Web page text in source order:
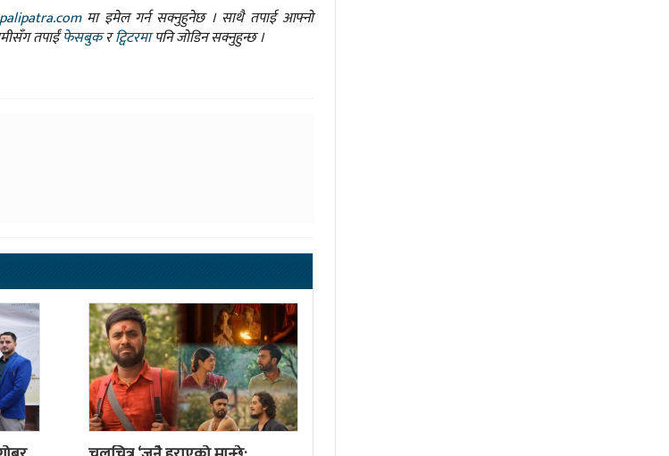
मा इमेल गर्न सक्नुहुनेछ । साथै तपाई आफ्नो
तपाईंफेसबुकरट्विटरमापनि जोडिन सक्नुहुन्छ ।